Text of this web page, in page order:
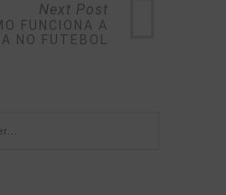
Next Post
FUNCIONA A
NO FUTEBOL